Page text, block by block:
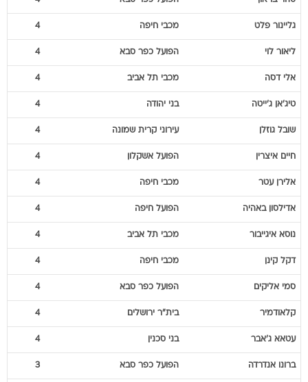
גליינור פלט מכבי חיפה 4
ליאור לוי הפועל כפר סבא 4
אלי דסה מכבי תל אביב 4
טיג'אן ג'ייטה בני יהודה 4
שובל גוזלן עירוני קרית שמונה 4
חיים איצרין הפועל אשקלון 4
אלירן עטר מכבי חיפה 4
אדילסון באהיה הפועל חיפה 4
נוסא איגייבור מכבי תל אביב 4
דקל קינן מכבי חיפה 4
סמי אליקים הפועל כפר סבא 4
קלאודמיר בית"ר ירושלים 4
עטאא ג'אבר בני סכנין 4
ברונו אנדרדה הפועל כפר סבא 3